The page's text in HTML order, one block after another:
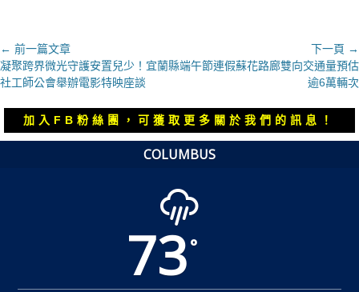
文
章
導
覽
← 前一篇文章
上
一
章：
凝聚跨界微光守護安置兒少！宜蘭縣
社工師公會舉辦電影特映座談
下一頁 →
下
文
章：
端午節連假蘇花路廊雙向交通量預估
逾6萬輛次
加入FB粉絲團，可獲取更多關於我們的訊息！
COLUMBUS
73°